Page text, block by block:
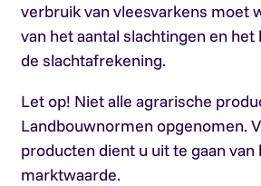
verbruik van vleesvarkens moet
van het aantal slachtingen en het
de slachtafrekening.
Let op! Niet alle agrarische
Landbouwnormen opgenomen.
producten dient u uit te gaan van
marktwaarde.